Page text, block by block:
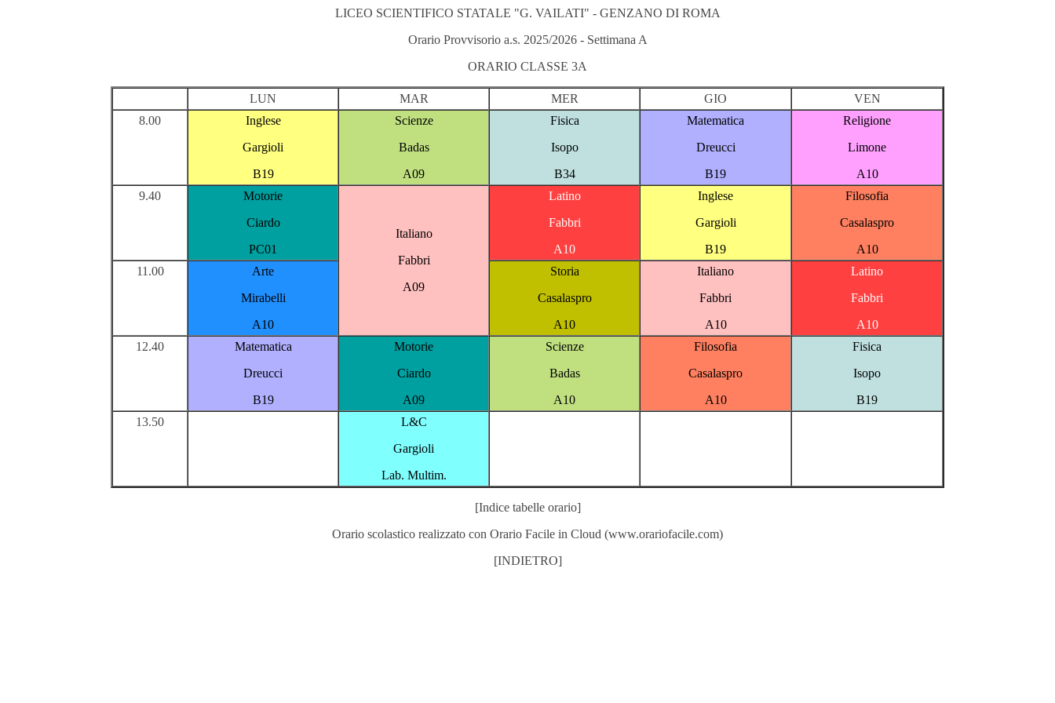
LICEO SCIENTIFICO STATALE "G. VAILATI" - GENZANO DI ROMA
Orario Provvisorio a.s. 2025/2026 - Settimana A
ORARIO CLASSE 3A
LUN MAR MER GIO
VEN
8.00
Inglese
Gargioli
B19
Scienze
Badas
A09
Fisica
Isopo
B34
Matematica
Dreucci
B19
Religione
Limone
A10
9.40
Motorie
Ciardo
PC01
Italiano
Fabbri
A09
Latino
Fabbri
A10
Inglese
Gargioli
B19
Filosofia
Casalaspro
A10
11.00
Arte
Mirabelli
A10
Storia
Casalaspro
A10
Italiano
Fabbri
A10
Latino
Fabbri
A10
12.40
Matematica
Dreucci
B19
Motorie
Ciardo
A09
Scienze
Badas
A10
Filosofia
Casalaspro
A10
Fisica
Isopo
B19
13.50
L&C
Gargioli
Lab. Multim.
[Indice tabelle orario]
Orario scolastico realizzato con Orario Facile in Cloud (www.orariofacile.com)
[INDIETRO]